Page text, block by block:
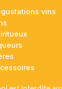
vins